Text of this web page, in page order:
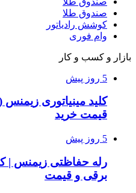
صندوق طلا
کوشش رادیاتور
وام فوری
بازار و کسب و کار
5 روز پیش
قیمت خرید
5 روز پیش
رله حفاظتی زیمنس |
برقی و قیمت